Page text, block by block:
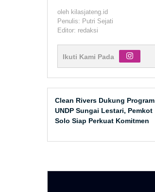
oleh kilasjateng.id
Penulis: Putri Sejati
Editor: redaksi
Ikuti Kami Pada
Clean Rivers Dukung Program
UNDP Sungai Lestari, Pemkot
Solo Siap Perkuat Komitmen